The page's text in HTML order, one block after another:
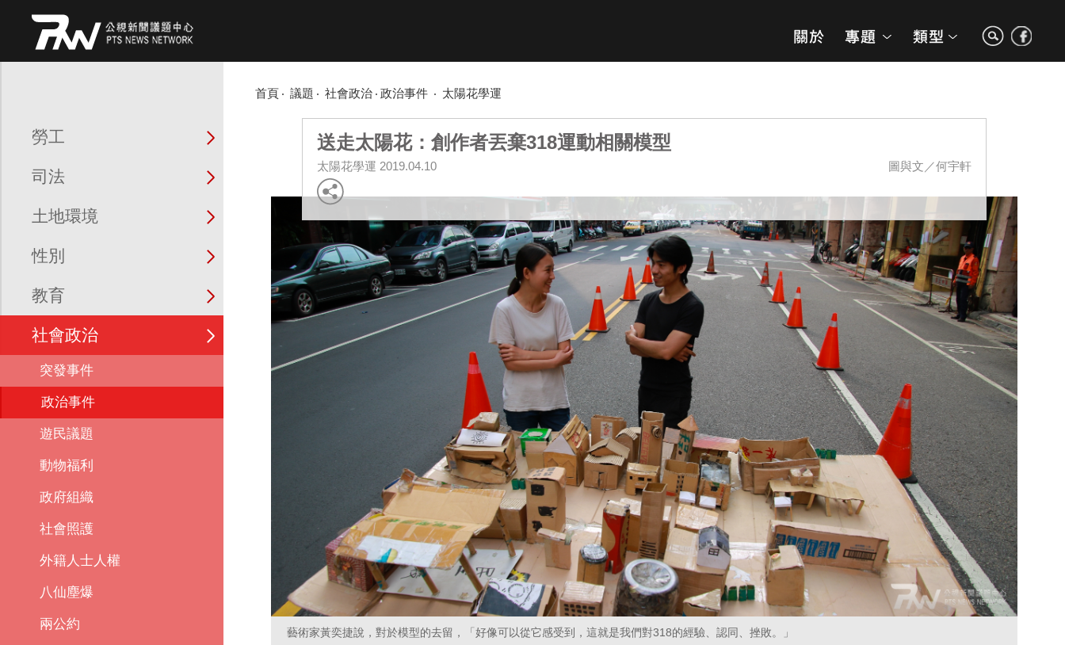
勞工
司法
土地環境
性別
教育
社會政治
突發事件
政治事件
遊民議題
動物福利
政府組織
社會照護
外籍人士人權
八仙塵爆
兩公約
首頁 議題 社會政治 政治事件 太陽花學運
送走太陽花：創作者丟棄318運動相關模型
太陽花學運 2019.04.10 圖與文／何宇軒
藝術家黃奕捷說，對於模型的去留，「好像可以從它感受到，這就是我們對318的經驗、認同、挫敗。」